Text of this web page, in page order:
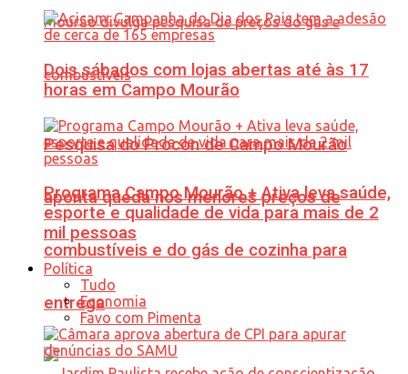
Pesquisa do Procon de Campo Mourão
aponta queda nos menores preços de
combustíveis e do gás de cozinha para
entrega
Dois sábados com lojas abertas até às 17
horas em Campo Mourão
Programa Campo Mourão + Ativa leva saúde,
esporte e qualidade de vida para mais de 2
mil pessoas
Política
Tudo
Economia
Favo com Pimenta